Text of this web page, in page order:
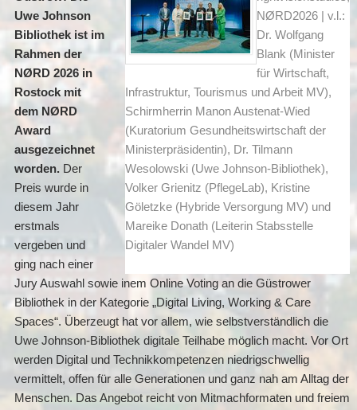
NØRD2026 | v.l.:
Dr. Wolfgang
Blank (Minister
für Wirtschaft,
Infrastruktur, Tourismus und Arbeit MV),
Schirmherrin Manon Austenat-Wied
(Kuratorium Gesundheitswirtschaft der
Ministerpräsidentin), Dr. Tilmann
Wesolowski (Uwe Johnson-Bibliothek),
Volker Grienitz (PflegeLab), Kristine
Göletzke (Hybride Versorgung MV) und
Mareike Donath (Leiterin Stabsstelle
Digitaler Wandel MV)
Uwe Johnson
Bibliothek ist im
Rahmen der
NØRD 2026 in
Rostock mit
dem NØRD
Award
ausgezeichnet
worden. Der
Preis wurde in
diesem Jahr
erstmals
vergeben und
ging nach einer
Jury Auswahl sowie inem Online Voting an die Güstrower
Bibliothek in der Kategorie „Digital Living, Working & Care
Spaces“. Überzeugt hat vor allem, wie selbstverständlich die
Uwe Johnson-Bibliothek digitale Teilhabe möglich macht. Vor Ort
werden Digital und Technikkompetenzen niedrigschwellig
vermittelt, offen für alle Generationen und ganz nah am Alltag der
Menschen. Das Angebot reicht von Mitmachformaten und freiem